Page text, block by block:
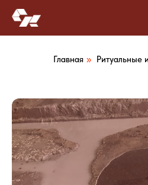
Главная » Ритуальные